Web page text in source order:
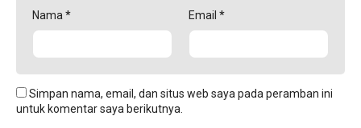
Nama* Email *
Simpan nama, email, dan situs web saya pada peramban ini
untuk komentar saya berikutnya.